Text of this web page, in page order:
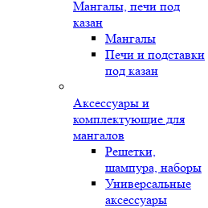
Мангалы, печи под
казан
Мангалы
Печи и подставки
под казан
Аксессуары и
комплектующие для
мангалов
Решетки,
шампура, наборы
Универсальные
аксессуары